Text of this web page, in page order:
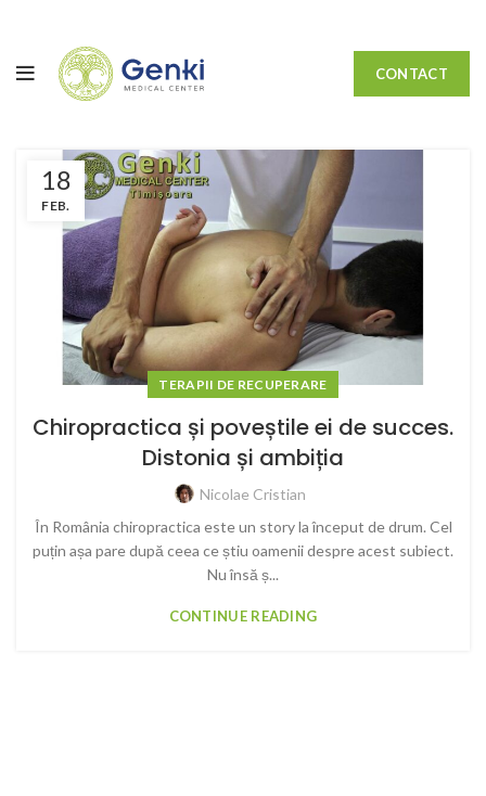
CONTACT
18
FEB.
TERAPII DE RECUPERARE
Chiropractica și poveștile ei de succes.
Distonia și ambiția
Nicolae Cristian
În România chiropractica este un story la început de drum. Cel
puțin așa pare după ceea ce știu oamenii despre acest subiect.
Nu însă ș...
CONTINUE READING